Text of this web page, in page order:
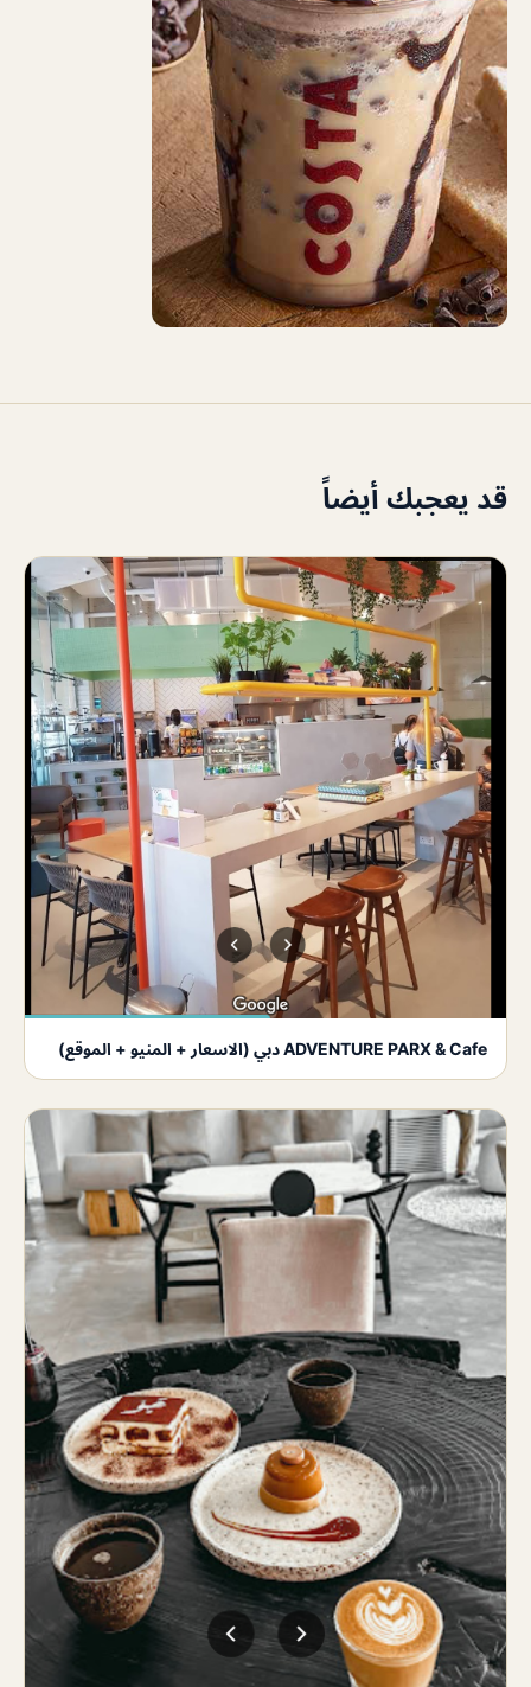
قد يعجبك أيضاً
ADVENTURE PARX & Cafe دبي (الاسعار + المنيو + الموقع)